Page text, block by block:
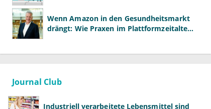
Wenn Amazon in den Gesundheitsmarkt
drängt: Wie Praxen im Plattformzeitalter
Journal Club
Industriell verarbeitete Lebensmittel sind